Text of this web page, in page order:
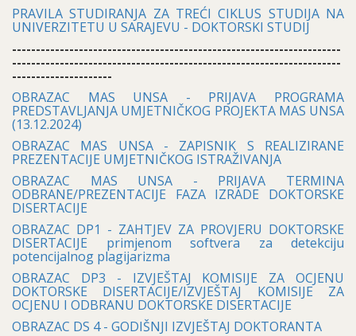
PRAVILA STUDIRANJA ZA TREĆI CIKLUS STUDIJA NA
UNIVERZITETU U SARAJEVU - DOKTORSKI STUDIJ
---------------------------------------------------------------------
---------------------------------------------------------------------
---------------------
OBRAZAC MAS UNSA - PRIJAVA PROGRAMA
PREDSTAVLJANJA UMJETNIČKOG PROJEKTA MAS UNSA
(13.12.2024)
OBRAZAC MAS UNSA - ZAPISNIK S REALIZIRANE
PREZENTACIJE UMJETNIČKOG ISTRAŽIVANJA
OBRAZAC MAS UNSA - PRIJAVA TERMINA
ODBRANE/PREZENTACIJE FAZA IZRADE DOKTORSKE
DISERTACIJE
OBRAZAC DP1 - ZAHTJEV ZA PROVJERU DOKTORSKE
DISERTACIJE primjenom softvera za detekciju
potencijalnog plagijarizma
OBRAZAC DP3 - IZVJEŠTAJ KOMISIJE ZA OCJENU
DOKTORSKE DISERTACIJE/IZVJEŠTAJ KOMISIJE ZA
OCJENU I ODBRANU DOKTORSKE DISERTACIJE
OBRAZAC DS 4 - GODIŠNJI IZVJEŠTAJ DOKTORANTA